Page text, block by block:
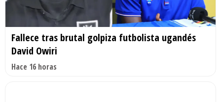
Fallece tras brutal golpiza futbolista ugandés
David Owiri
Hace 16 horas